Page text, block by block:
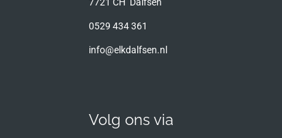
0529 434 361
info@elkdalfsen.nl
Volg ons via